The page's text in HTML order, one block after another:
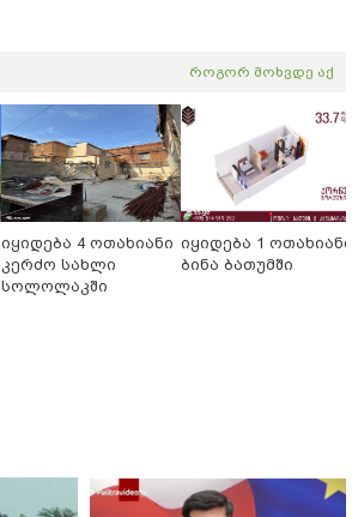
როგორ მოხვდე აქ
იყიდება 4 ოთახიანი
კერძო სახლი
სოლოლაკში
იყიდება 1 ოთახიანი
ბინა ბათუმში